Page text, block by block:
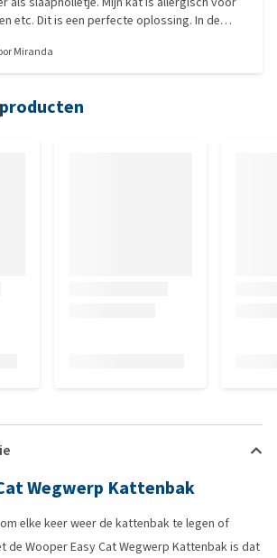
etc. Dit is een perfecte oplossing. In de
Miranda
Wegwerp Kattenbak
elke keer weer de kattenbak te legen of
de Wooper Easy Cat Wegwerp Kattenbak is dat